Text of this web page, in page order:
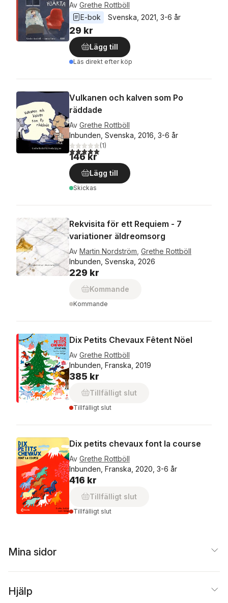
Av Grethe Rottböll
E-bok
Svenska 2021 3-6 år
29 kr
Lägg till
Läs direkt efter köp
Vulkanen och kalven som Po
räddade
Av Grethe Rottböll
Inbunden, Svenska, 2016, 3-6 år
5,0utav 5 stjärnor. Totalt antal röster:
(1)
146 kr
Lägg till
Skickas
Rekvisita för ett Requiem - 7
variationer äldreomsorg
Av Martin Nordström Grethe Rottböll
Inbunden, Svenska, 2026
229 kr
Kommande
Kommande
Dix Petits Chevaux Fêtent Nöel
Av Grethe Rottböll
Inbunden, Franska, 2019
385 kr
Tillfälligt slut
Tillfälligt slut
Dix petits chevaux font la course
Av Grethe Rottböll
Inbunden, Franska, 2020, 3-6 år
416 kr
Tillfälligt slut
Tillfälligt slut
Mina sidor
Hjälp